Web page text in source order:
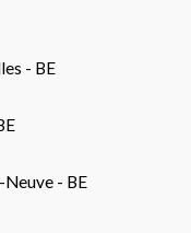
- BE
- BE